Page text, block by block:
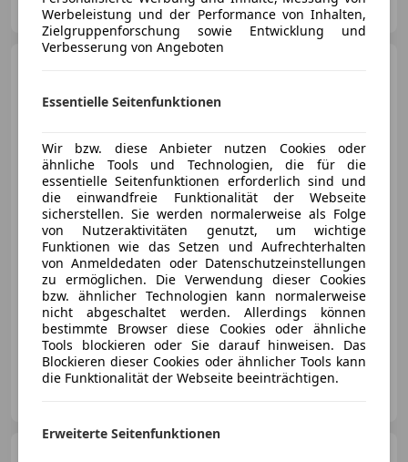
AT-8020 Graz
€ 22 990
€ 25 490,-
Reduziert 10/2019 114 214 km
Diesel
110 kW (150 PS)
Autohaus Hofbauer GmbH
Werbeleistung und der Performance von Inhalten,
Zielgruppenforschung sowie Entwicklung und
Verbesserung von Angeboten
Essentielle Seitenfunktionen
Wir bzw. diese Anbieter nutzen Cookies oder
ähnliche Tools und Technologien, die für die
essentielle Seitenfunktionen erforderlich sind und
die einwandfreie Funktionalität der Webseite
sicherstellen. Sie werden normalerweise als Folge
von Nutzeraktivitäten genutzt, um wichtige
Funktionen wie das Setzen und Aufrechterhalten
von Anmeldedaten oder Datenschutzeinstellungen
zu ermöglichen. Die Verwendung dieser Cookies
bzw. ähnlicher Technologien kann normalerweise
nicht abgeschaltet werden. Allerdings können
bestimmte Browser diese Cookies oder ähnliche
Tools blockieren oder Sie darauf hinweisen. Das
Blockieren dieser Cookies oder ähnlicher Tools kann
die Funktionalität der Webseite beeinträchtigen.
Erweiterte Seitenfunktionen